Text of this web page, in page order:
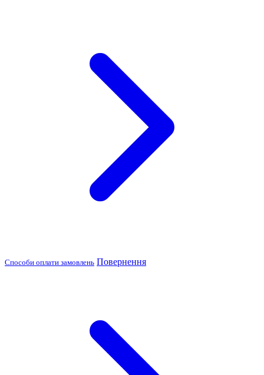
Способи оплати замовлень Повернення